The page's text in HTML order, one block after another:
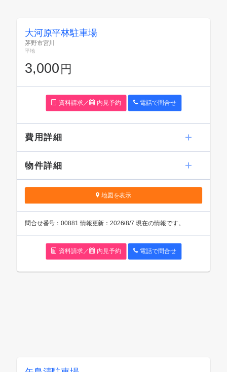
大河原平林駐車場
茅野市宮川
平地
3,000円
資料請求／ 内見予約 電話で問合せ
費用詳細
物件詳細
地図を表示
問合せ番号：00881 情報更新：2026/8/7 現在の情報です。
資料請求／ 内見予約 電話で問合せ